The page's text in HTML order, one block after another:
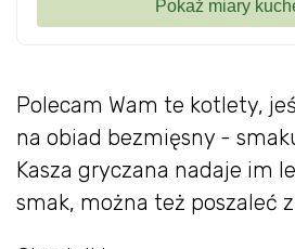
Polecam Wam te kotlety,
na obiad bezmięsny -
Kasza gryczana nadaje im
smak, można też poszaleć